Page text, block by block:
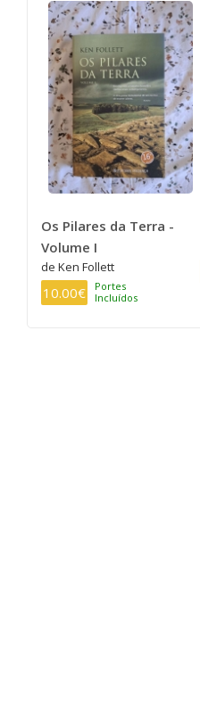
Os Pilares da Terra -
Volume I
de Ken Follett
10.00€
Portes
Incluídos